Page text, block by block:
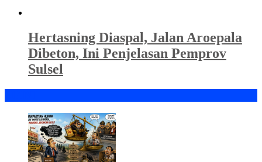
Hertasning Diaspal, Jalan Aroepala
Dibeton, Ini Penjelasan Pemprov
Sulsel